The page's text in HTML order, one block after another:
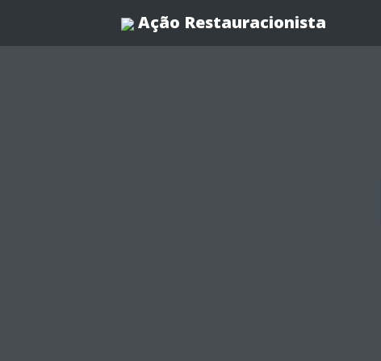
Ação Restauracionista